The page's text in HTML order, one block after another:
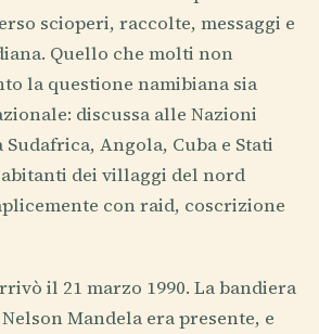
scioperi, raccolte, messaggi e
Quello che molti non
la questione namibiana sia
discussa alle Nazioni
Angola, Cuba e Stati
dei villaggi del nord
con raid, coscrizione
il 21 marzo 1990. La bandiera
Mandela era presente, e